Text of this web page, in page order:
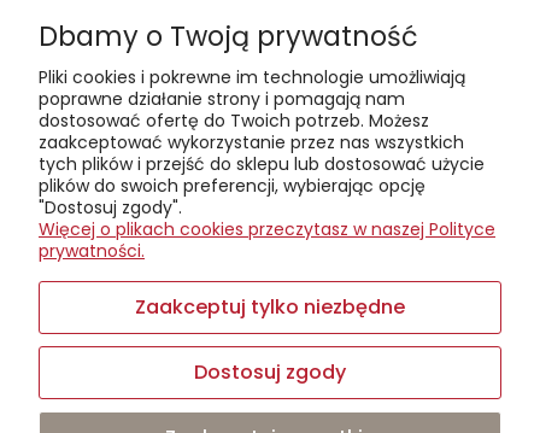
Kontakt telefoniczny (od poniedziałku do soboty,
w godzinach 8:00-18:00):+48608044970
Kontakt mailowy: sklep@winterbee.pl
Winter Bee Candles
– mała firma z wielkim nosem do zapachów. Tworzymy
świece, woski i dyfuzory z czystego wosku sojowego,
ręcznie i lokalnie. Stawiamy na recykling, zrównoważony
rozwój i opowieści zamknięte w aromatach.
Zapraszamy na warsztaty tworzenia świec w
kameralnych, pięcioosobowych grupach – pachnie tam
lepiej niż na niejednym spotkaniu networkingowym.
Sklep prowadzimyonline, a jeśli woliszosobiście
odebrać zamówienie, zadzwoń wcześniej
akurat jesteśmy zajęci mieszaniem nowych aromatów.
Dbamy o Twoją prywatność
Pliki cookies i pokrewne im technologie umożliwiają
poprawne działanie strony i pomagają nam
dostosować ofertę do Twoich potrzeb. Możesz
zaakceptować wykorzystanie przez nas wszystkich
tych plików i przejść do sklepu lub dostosować użycie
plików do swoich preferencji, wybierając opcję
"Dostosuj zgody".
Więcej o plikach cookies przeczytasz w naszej Polityce
prywatności.
Zaakceptuj tylko niezbędne
Dostosuj zgody